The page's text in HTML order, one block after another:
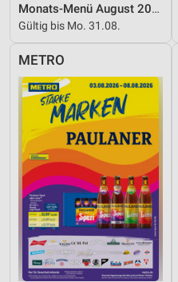
Monats-Menü August 2026
Gültig bis Mo. 31.08.
METRO